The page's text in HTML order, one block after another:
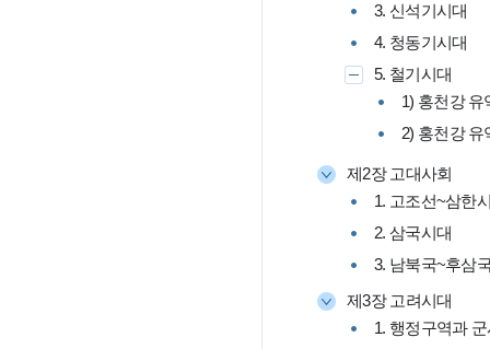
3. 신석기시대
4. 청동기시대
5. 철기시대
1) 홍천강
2) 홍천강
제2장 고대사회
1. 고조선~삼한
2. 삼국시대
3. 남북국~후삼
제3장 고려시대
1. 행정구역과